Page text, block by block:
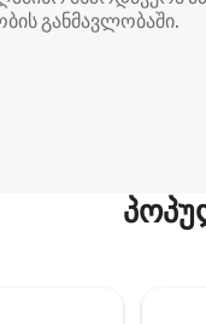
განმავლობაში.